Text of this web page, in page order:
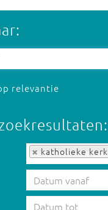
relevantie
katholieke kerk
Op tag: